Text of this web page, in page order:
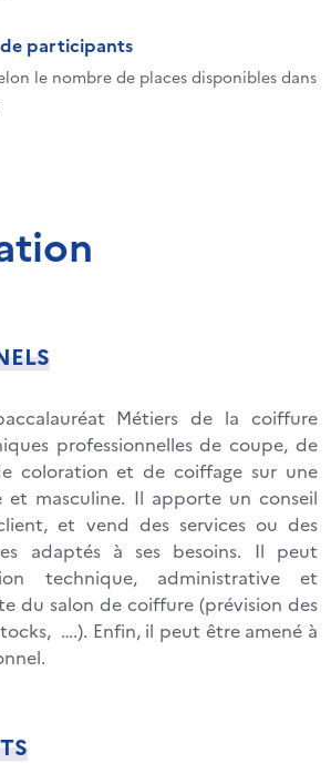
participants
le nombre de places disponibles dans
Métiers de la coiffure
professionnelles de coupe, de
coloration et de coiffage sur une
et masculine. Il apporte un conseil
et vend des services ou des
adaptés à ses besoins. Il peut
technique, administrative et
du salon de coiffure (prévision des
….). Enfin, il peut être amené à